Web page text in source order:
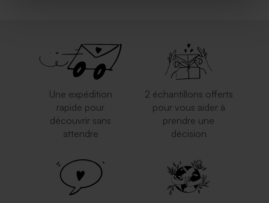
Une expédition
rapide pour
découvrir sans
attendre
2 échantillons offerts
pour vous aider à
prendre une
décision